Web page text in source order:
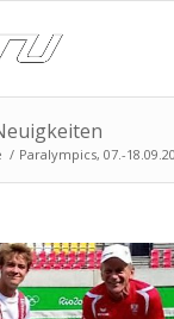
/ Paralympics, 07.-